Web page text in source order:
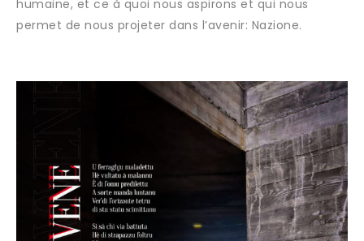
humaine, et ce à quoi nous aspirons et qui nous
permet de nous projeter dans l’avenir: Nazione.